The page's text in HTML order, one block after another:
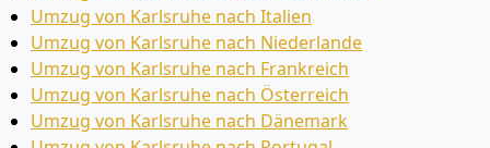
Umzug von Karlsruhe nach Italien
Umzug von Karlsruhe nach Niederlande
Umzug von Karlsruhe nach Frankreich
Umzug von Karlsruhe nach Österreich
Umzug von Karlsruhe nach Dänemark